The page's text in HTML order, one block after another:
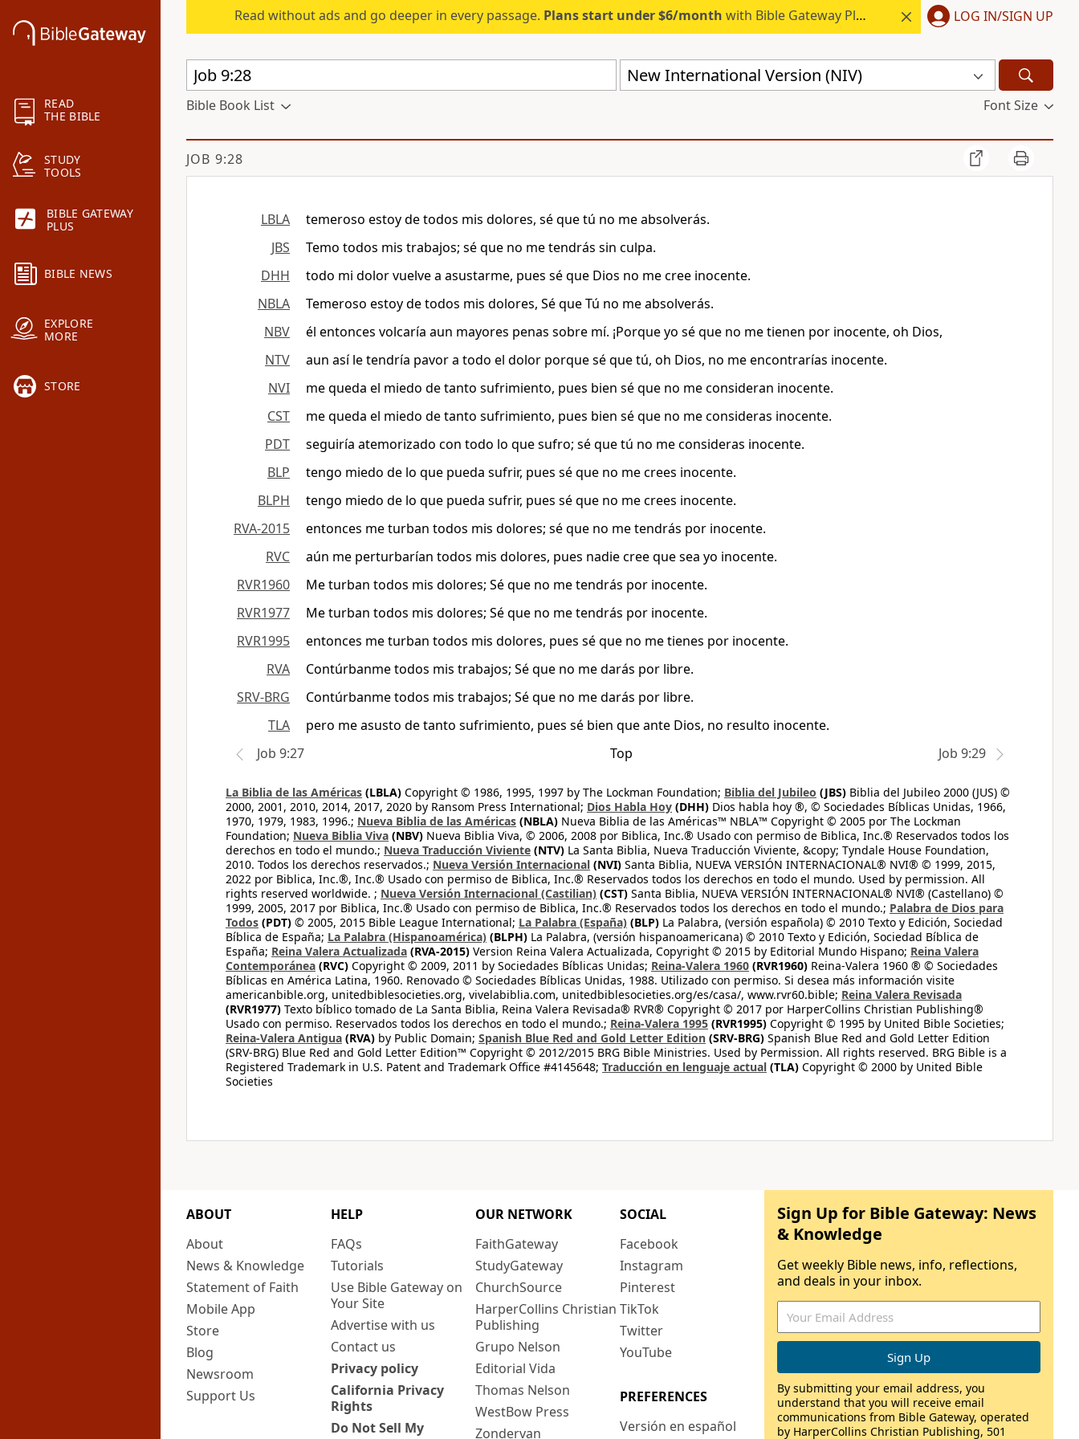
READ
THE BIBLE
STUDY
TOOLS
BIBLE GATEWAY
PLUS
BIBLE NEWS
EXPLORE
MORE
STORE
Read without ads and go deeper in every passage. Plans start under $6/month with Bible Gateway Plus. LOG IN/SIGN UP
New International Version (NIV)
Bible Book List Font Size
JOB 9:28
LBLA
temeroso estoy de todos mis dolores, sé que tú no me absolverás.
JBS
Temo todos mis trabajos; sé que no me tendrás sin culpa.
DHH
todo mi dolor vuelve a asustarme, pues sé que Dios no me cree inocente.
NBLA
Temeroso estoy de todos mis dolores, Sé que Tú no me absolverás.
NBV
él entonces volcaría aun mayores penas sobre mí. ¡Porque yo sé que no me tienen por inocente, oh Dios,
NTV
aun así le tendría pavor a todo el dolor porque sé que tú, oh Dios, no me encontrarías inocente.
NVI
me queda el miedo de tanto sufrimiento, pues bien sé que no me consideran inocente.
CST
me queda el miedo de tanto sufrimiento, pues bien sé que no me consideras inocente.
PDT
seguiría atemorizado con todo lo que sufro; sé que tú no me consideras inocente.
BLP
tengo miedo de lo que pueda sufrir, pues sé que no me crees inocente.
BLPH
tengo miedo de lo que pueda sufrir, pues sé que no me crees inocente.
RVA-2015
entonces me turban todos mis dolores; sé que no me tendrás por inocente.
RVC
aún me perturbarían todos mis dolores, pues nadie cree que sea yo inocente.
RVR1960
Me turban todos mis dolores; Sé que no me tendrás por inocente.
RVR1977
Me turban todos mis dolores; Sé que no me tendrás por inocente.
RVR1995
entonces me turban todos mis dolores, pues sé que no me tienes por inocente.
RVA
Contúrbanme todos mis trabajos; Sé que no me darás por libre.
SRV-BRG
Contúrbanme todos mis trabajos; Sé que no me darás por libre.
TLA
pero me asusto de tanto sufrimiento, pues sé bien que ante Dios, no resulto inocente.
Job 9:27
Top Job 9:29
La Biblia de las Américas (LBLA) Copyright © 1986, 1995, 1997 by The Lockman Foundation; Biblia del Jubileo (JBS) Biblia del Jubileo 2000 (JUS) ©
2000, 2001, 2010, 2014, 2017, 2020 by Ransom Press International; Dios Habla Hoy (DHH) Dios habla hoy ®, © Sociedades Bíblicas Unidas, 1966,
1970, 1979, 1983, 1996.; Nueva Biblia de las Américas (NBLA) Nueva Biblia de las Américas™ NBLA™ Copyright © 2005 por The Lockman
Foundation; Nueva Biblia Viva (NBV) Nueva Biblia Viva, © 2006, 2008 por Biblica, Inc.® Usado con permiso de Biblica, Inc.® Reservados todos los
derechos en todo el mundo.; Nueva Traducción Viviente (NTV) La Santa Biblia, Nueva Traducción Viviente, &copy; Tyndale House Foundation,
2010. Todos los derechos reservados.; Nueva Versión Internacional (NVI) Santa Biblia, NUEVA VERSIÓN INTERNACIONAL® NVI® © 1999, 2015,
2022 por Biblica, Inc.®, Inc.® Usado con permiso de Biblica, Inc.® Reservados todos los derechos en todo el mundo. Used by permission. All
rights reserved worldwide. ; Nueva Versión Internacional (Castilian) (CST) Santa Biblia, NUEVA VERSIÓN INTERNACIONAL® NVI® (Castellano) ©
1999, 2005, 2017 por Biblica, Inc.® Usado con permiso de Biblica, Inc.® Reservados todos los derechos en todo el mundo.; Palabra de Dios para
Todos (PDT) © 2005, 2015 Bible League International; La Palabra (España) (BLP) La Palabra, (versión española) © 2010 Texto y Edición, Sociedad
Bíblica de España; La Palabra (Hispanoamérica) (BLPH) La Palabra, (versión hispanoamericana) © 2010 Texto y Edición, Sociedad Bíblica de
España; Reina Valera Actualizada (RVA-2015) Version Reina Valera Actualizada, Copyright © 2015 by Editorial Mundo Hispano; Reina Valera
Contemporánea (RVC) Copyright © 2009, 2011 by Sociedades Bíblicas Unidas; Reina-Valera 1960 (RVR1960) Reina-Valera 1960 ® © Sociedades
Bíblicas en América Latina, 1960. Renovado © Sociedades Bíblicas Unidas, 1988. Utilizado con permiso. Si desea más información visite
americanbible.org, unitedbiblesocieties.org, vivelabiblia.com, unitedbiblesocieties.org/es/casa/, www.rvr60.bible; Reina Valera Revisada
(RVR1977) Texto bíblico tomado de La Santa Biblia, Reina Valera Revisada® RVR® Copyright © 2017 por HarperCollins Christian Publishing®
Usado con permiso. Reservados todos los derechos en todo el mundo.; Reina-Valera 1995 (RVR1995) Copyright © 1995 by United Bible Societies;
Reina-Valera Antigua (RVA) by Public Domain; Spanish Blue Red and Gold Letter Edition (SRV-BRG) Spanish Blue Red and Gold Letter Edition
(SRV-BRG) Blue Red and Gold Letter Edition™ Copyright © 2012/2015 BRG Bible Ministries. Used by Permission. All rights reserved. BRG Bible is a
Registered Trademark in U.S. Patent and Trademark Office #4145648; Traducción en lenguaje actual (TLA) Copyright © 2000 by United Bible
Societies
ABOUT
About
News & Knowledge
Statement of Faith
Mobile App
Store
Blog
Newsroom
Support Us
HELP
FAQs
Tutorials
Use Bible Gateway on
Your Site
Advertise with us
Contact us
Privacy policy
California Privacy
Rights
Do Not Sell My
OUR NETWORK
FaithGateway
StudyGateway
ChurchSource
HarperCollins Christian
Publishing
Grupo Nelson
Editorial Vida
Thomas Nelson
WestBow Press
Zondervan
SOCIAL
Facebook
Instagram
Pinterest
TikTok
Twitter
YouTube
PREFERENCES
Versión en español
Sign Up for Bible Gateway: News
& Knowledge
Get weekly Bible news, info, reflections,
and deals in your inbox.
By submitting your email address, you
understand that you will receive email
communications from Bible Gateway, operated
by HarperCollins Christian Publishing, 501